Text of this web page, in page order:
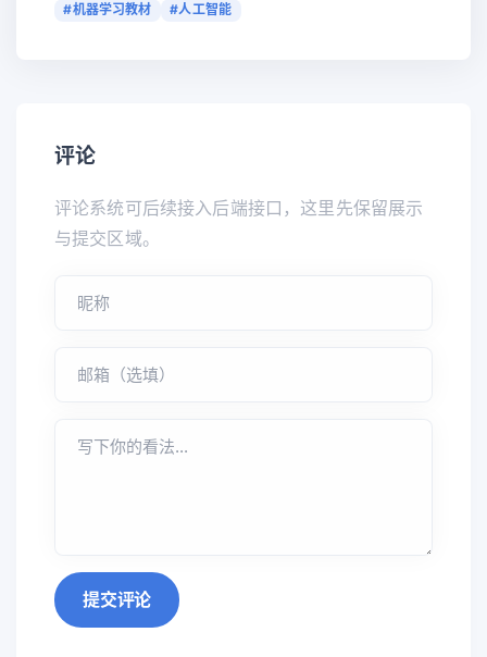
#机器学习教材
#人工智能
评论
评论系统可后续接入后端接口，这里先保留展示
与提交区域。
提交评论